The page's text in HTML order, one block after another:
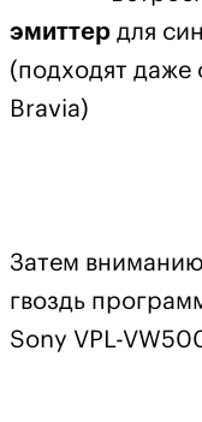
эмиттер для
(подходят даже
Bravia)
Затем
гвоздь
Sony VPL-